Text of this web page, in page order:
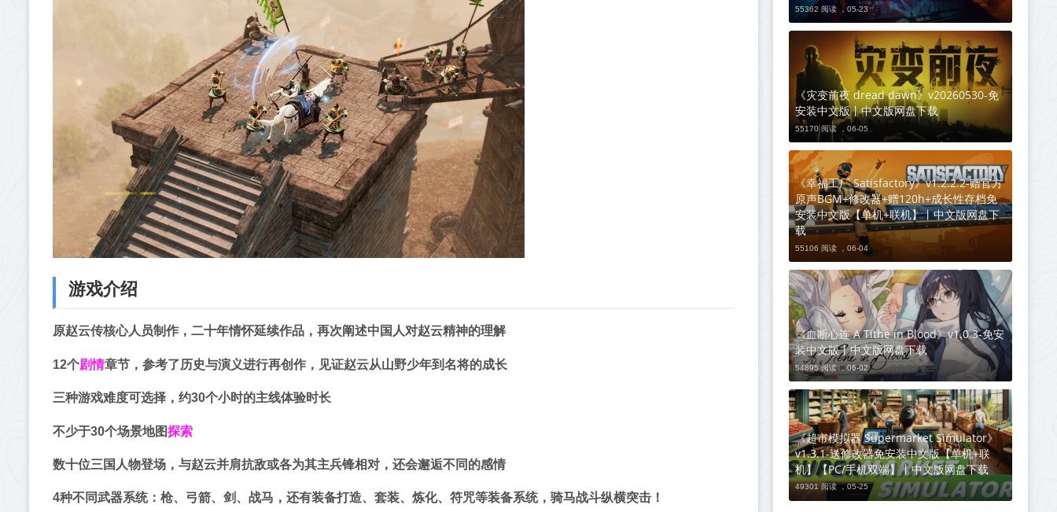
游戏介绍
原赵云传核心人员制作，二十年情怀延续作品，再次阐述中国人对赵云精神的理解
12个剧情章节，参考了历史与演义进行再创作，见证赵云从山野少年到名将的成长
三种游戏难度可选择，约30个小时的主线体验时长
不少于30个场景地图探索
数十位三国人物登场，与赵云并肩抗敌或各为其主兵锋相对，还会邂逅不同的感情
4种不同武器系统：枪、弓箭、剑、战马，还有装备打造、套装、炼化、符咒等装备系统，骑马战斗纵横突击！
55362 阅读 ，05-23
《灾变前夜 dread dawn》v20260530-免
安装中文版丨中文版网盘下载
55170 阅读 ， 06-05
《幸福工厂 Satisfactory》v1.2.2.2-赠官方
原声BGM+修改器+赠120h+成长性存档免
安装中文版【单机+联机】丨中文版网盘下
载
55106 阅读 ， 06-04
《血断心连 A Tithe in Blood》v1.0.3-免安
装中文版丨中文版网盘下载
54895 阅读 ，06-02
《超市模拟器 Supermarket Simulator》
v1.3.1-送修改器免安装中文版【单机+联
机】【PC/手机双端】丨中文版网盘下载
49301 阅读 ，05-25